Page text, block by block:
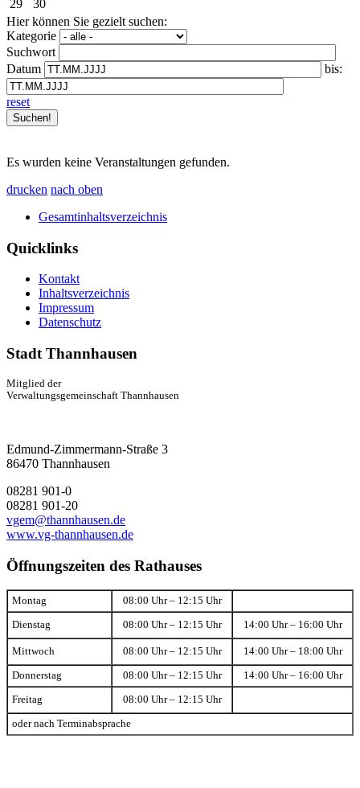
29
30
Hier können Sie gezielt suchen:
Kategorie
Suchwort
Datum
bis:
reset
Es wurden keine Veranstaltungen gefunden.
drucken nach oben
Gesamtinhaltsverzeichnis
Quicklinks
Kontakt
Inhaltsverzeichnis
Impressum
Datenschutz
Stadt Thannhausen
Mitglied der
Verwaltungsgemeinschaft Thannhausen
Edmund-Zimmermann-Straße 3
86470 Thannhausen
08281 901-0
08281 901-20
vgem@thannhausen.de
www.vg-thannhausen.de
Öffnungszeiten des Rathauses
Montag 08:00 Uhr – 12:15 Uhr
Dienstag 08:00 Uhr – 12:15 Uhr 14:00 Uhr – 16:00 Uhr
Mittwoch 08:00 Uhr – 12:15 Uhr 14:00 Uhr – 18:00 Uhr
Donnerstag 08:00 Uhr – 12:15 Uhr 14:00 Uhr – 16:00 Uhr
Freitag 08:00 Uhr – 12:15 Uhr
oder nach Terminabsprache